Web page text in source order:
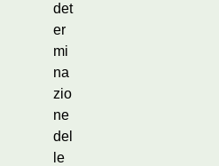
det
er
mi
na
zio
ne
del
le